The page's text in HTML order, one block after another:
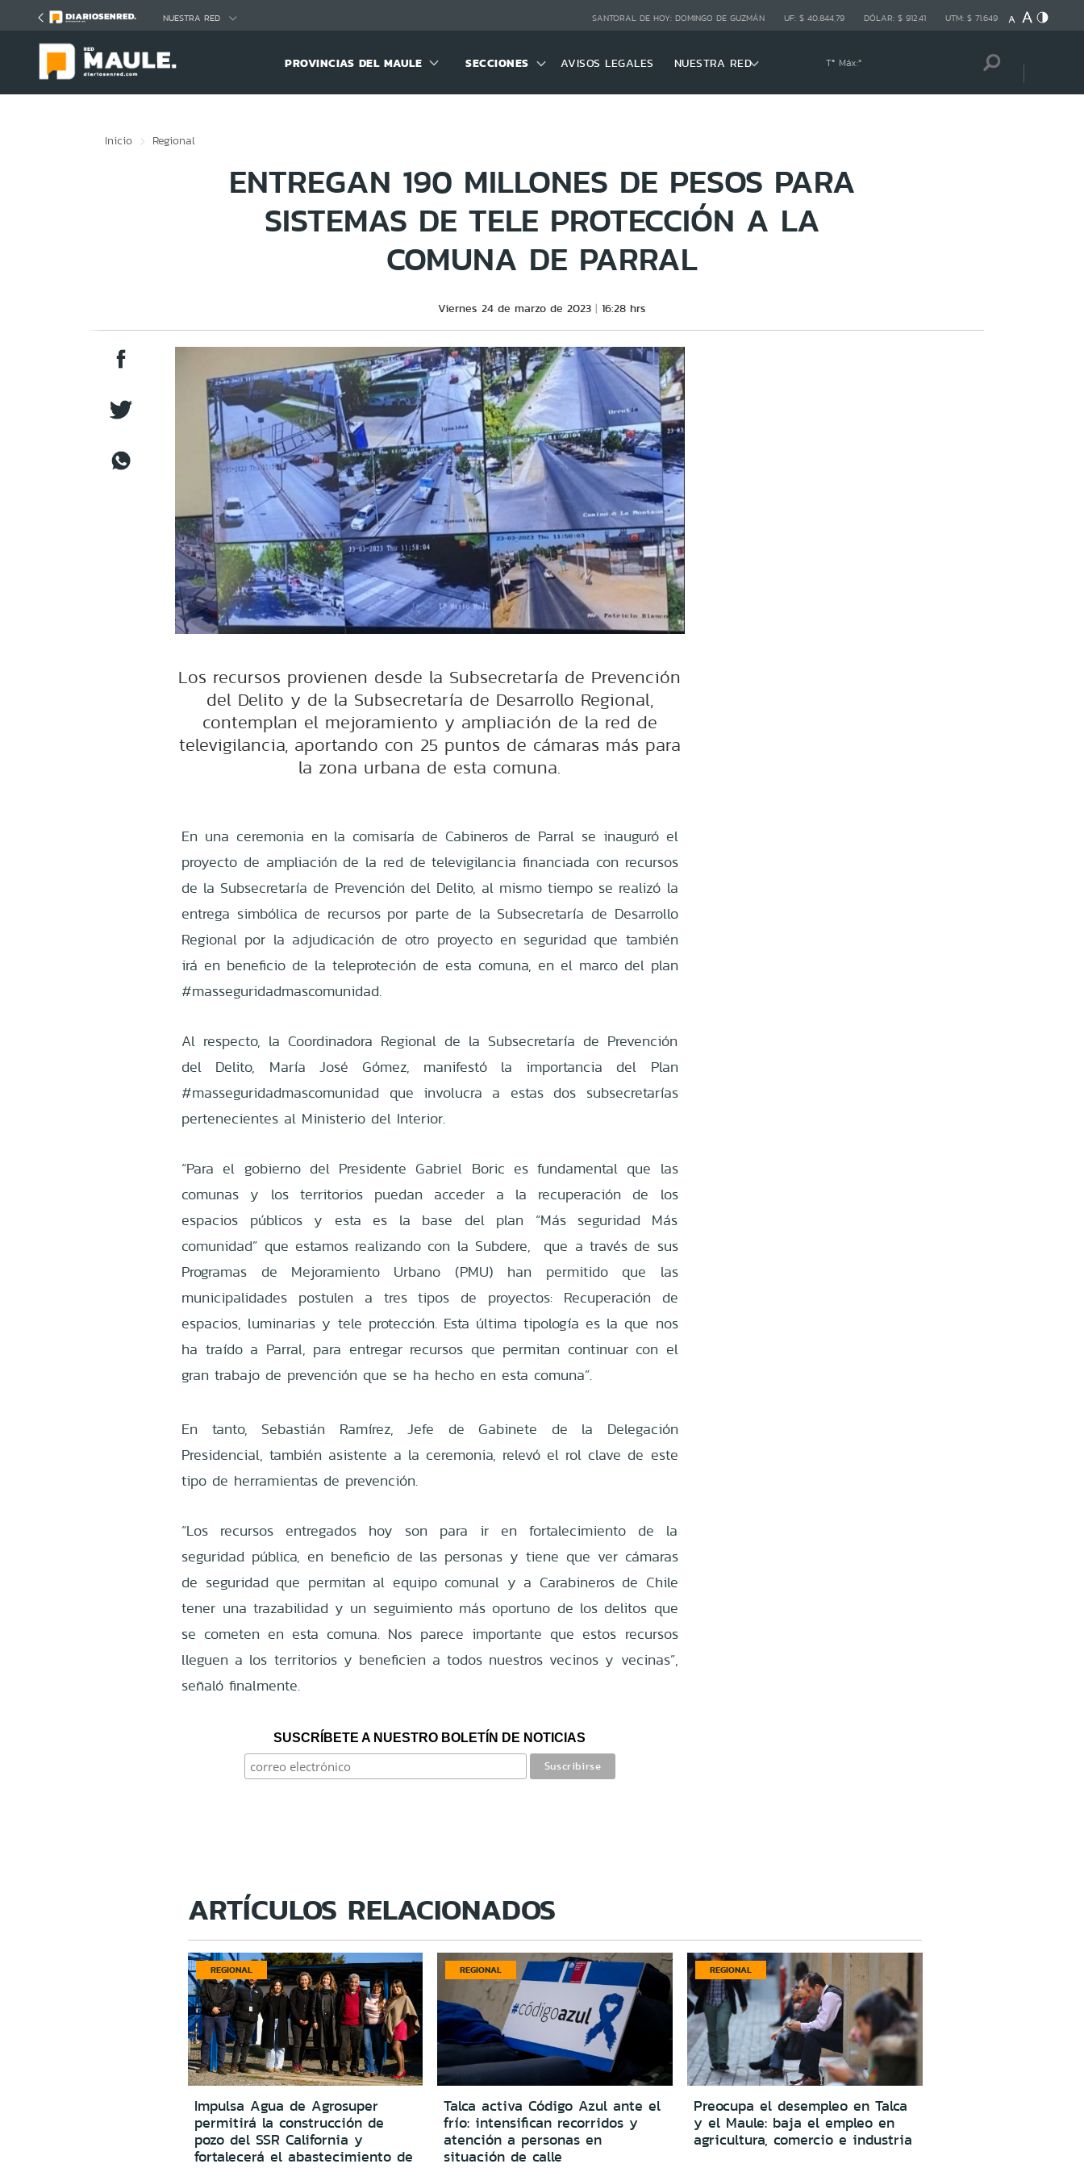
NUESTRA RED SANTORAL DE HOY: DOMINGO DE GUZMÁN UF: $ 40.844,79 DÓLAR: $ 912,41 UTM: $ 71.649
PROVINCIAS DEL MAULE SECCIONES AVISOS LEGALES NUESTRA RED Tª Máx:º
Inicio Regional
ENTREGAN 190 MILLONES DE PESOS PARA
SISTEMAS DE TELE PROTECCIÓN A LA
COMUNA DE PARRAL
Viernes 24 de marzo de 2023 16:28 hrs
Los recursos provienen desde la Subsecretaría de Prevención
del Delito y de la Subsecretaría de Desarrollo Regional,
contemplan el mejoramiento y ampliación de la red de
televigilancia, aportando con 25 puntos de cámaras más para
la zona urbana de esta comuna.
En una ceremonia en la comisaría de Cabineros de Parral se inauguró el
proyecto de ampliación de la red de televigilancia financiada con recursos
de la Subsecretaría de Prevención del Delito, al mismo tiempo se realizó la
entrega simbólica de recursos por parte de la Subsecretaría de Desarrollo
Regional por la adjudicación de otro proyecto en seguridad que también
irá en beneficio de la teleproteción de esta comuna, en el marco del plan
#masseguridadmascomunidad.
Al respecto, la Coordinadora Regional de la Subsecretaría de Prevención
del Delito, María José Gómez, manifestó la importancia del Plan
#masseguridadmascomunidad que involucra a estas dos subsecretarías
pertenecientes al Ministerio del Interior.
“Para el gobierno del Presidente Gabriel Boric es fundamental que las
comunas y los territorios puedan acceder a la recuperación de los
espacios públicos y esta es la base del plan “Más seguridad Más
comunidad” que estamos realizando con la Subdere, que a través de sus
Programas de Mejoramiento Urbano (PMU) han permitido que las
municipalidades postulen a tres tipos de proyectos: Recuperación de
espacios, luminarias y tele protección. Esta última tipología es la que nos
ha traído a Parral, para entregar recursos que permitan continuar con el
gran trabajo de prevención que se ha hecho en esta comuna”.
En tanto, Sebastián Ramírez, Jefe de Gabinete de la Delegación
Presidencial, también asistente a la ceremonia, relevó el rol clave de este
tipo de herramientas de prevención.
“Los recursos entregados hoy son para ir en fortalecimiento de la
seguridad pública, en beneficio de las personas y tiene que ver cámaras
de seguridad que permitan al equipo comunal y a Carabineros de Chile
tener una trazabilidad y un seguimiento más oportuno de los delitos que
se cometen en esta comuna. Nos parece importante que estos recursos
lleguen a los territorios y beneficien a todos nuestros vecinos y vecinas”,
señaló finalmente.
SUSCRÍBETE A NUESTRO BOLETÍN DE NOTICIAS
ARTÍCULOS RELACIONADOS
REGIONAL
Impulsa Agua de Agrosuper
permitirá la construcción de
pozo del SSR California y
fortalecerá el abastecimiento de
REGIONAL
Talca activa Código Azul ante el
frío: intensifican recorridos y
atención a personas en
situación de calle
REGIONAL
Preocupa el desempleo en Talca
y el Maule: baja el empleo en
agricultura, comercio e industria